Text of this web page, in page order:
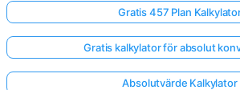
Gratis 457 Plan
Gratis kalkylator för absolut
Absolutvärde Kalkylator